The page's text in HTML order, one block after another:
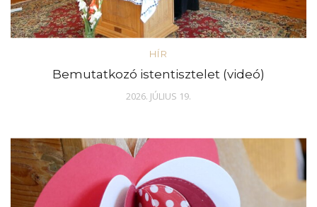
HÍR
Bemutatkozó istentisztelet (videó)
2026. JÚLIUS 19.